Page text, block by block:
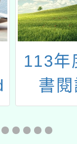
中國
理「
域發
能」